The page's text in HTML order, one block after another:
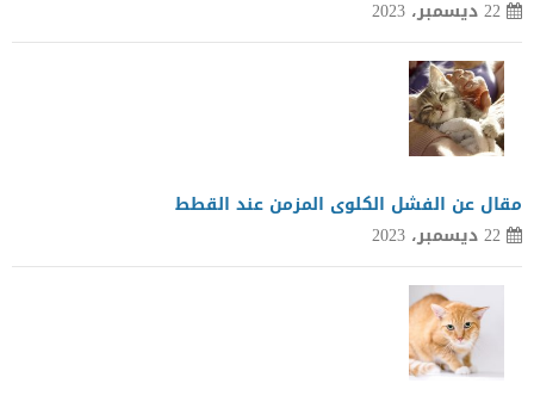
22 ديسمبر، 2023
مقال عن الفشل الكلوى المزمن عند القطط
22 ديسمبر، 2023